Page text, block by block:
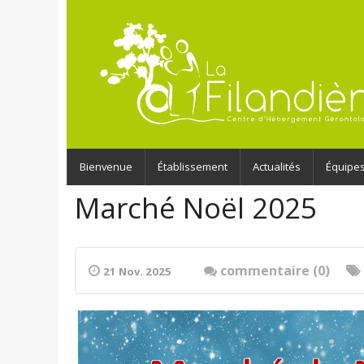
Bienvenue Établissement Actualités Équipes
Marché Noël 2025
21 Nov. 2025 commentaire (0)